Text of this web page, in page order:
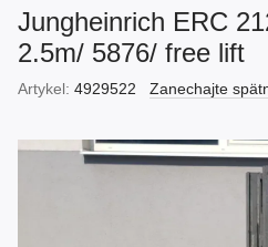
Jungheinrich ERC
2.5m/ 5876/ free lift
Artykel: 4929522 Zanechajte